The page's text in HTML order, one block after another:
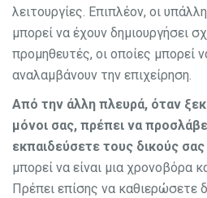
λειτουργίες. Επιπλέον, οι
μπορεί να έχουν δημιουργήσει
προμηθευτές, οι οποίες μπορεί
αναλαμβάνουν την επιχείρηση.
Από την άλλη πλευρά, όταν
μόνοι σας, πρέπει να
εκπαιδεύσετε τους δικούς
μπορεί να είναι μια χρονοβόρα
Πρέπει επίσης να καθιερώσετε